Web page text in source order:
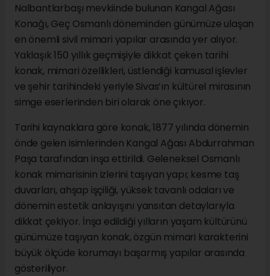
Nalbantlarbaşı mevkiinde bulunan Kangal Ağası
Konağı, Geç Osmanlı döneminden günümüze ulaşan
en önemli sivil mimari yapılar arasında yer alıyor.
Yaklaşık 150 yıllık geçmişiyle dikkat çeken tarihi
konak, mimari özellikleri, üstlendiği kamusal işlevler
ve şehir tarihindeki yeriyle Sivas’ın kültürel mirasının
simge eserlerinden biri olarak öne çıkıyor.
Tarihi kaynaklara göre konak, 1877 yılında dönemin
önde gelen isimlerinden Kangal Ağası Abdurrahman
Paşa tarafından inşa ettirildi. Geleneksel Osmanlı
konak mimarisinin izlerini taşıyan yapı; kesme taş
duvarları, ahşap işçiliği, yüksek tavanlı odaları ve
dönemin estetik anlayışını yansıtan detaylarıyla
dikkat çekiyor. İnşa edildiği yılların yaşam kültürünü
günümüze taşıyan konak, özgün mimari karakterini
büyük ölçüde korumayı başarmış yapılar arasında
gösteriliyor.